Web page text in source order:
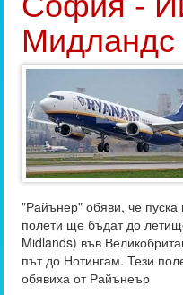
Мидландс
"Райънер" обяви, че
полети ще бъдат до
Midlands) във
път до Нотингам. Тези
обявиха от Райънеър